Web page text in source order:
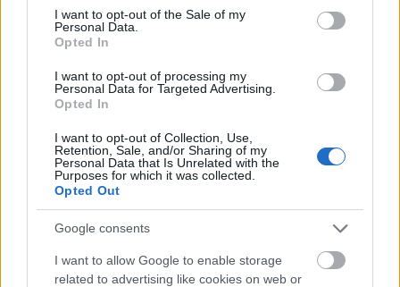
consent section.
I want to opt-out of the Sale of my
Personal Data.
Opted In
I want to opt-out of processing my
Personal Data for Targeted Advertising.
Opted In
I want to opt-out of Collection, Use,
Retention, Sale, and/or Sharing of my
Personal Data that Is Unrelated with the
Purposes for which it was collected.
Opted Out
Google consents
I want to allow Google to enable storage
related to advertising like cookies on web or
ez a tablazat ugyanaz, mint a konyvben? (a szamozast nem
szamitva)
alagi 2012.07.08 20:09:36
Oke, akkor azt hiszem azt a tablazatot tudom majd
hasznalni, csak majd kell csinalnom egy fordito tablazatot. :)
alagi 2012.07.08 21:53:53
Itt vannak a kepek a nyomtatott hasabokrol:
kepfeltoltes.hu/view/120708/IMG_2014_www.kepfeltoltes.h
kepfeltoltes.hu/view/120708/IMG_2015_www.kepfeltoltes.h
u_.jpg